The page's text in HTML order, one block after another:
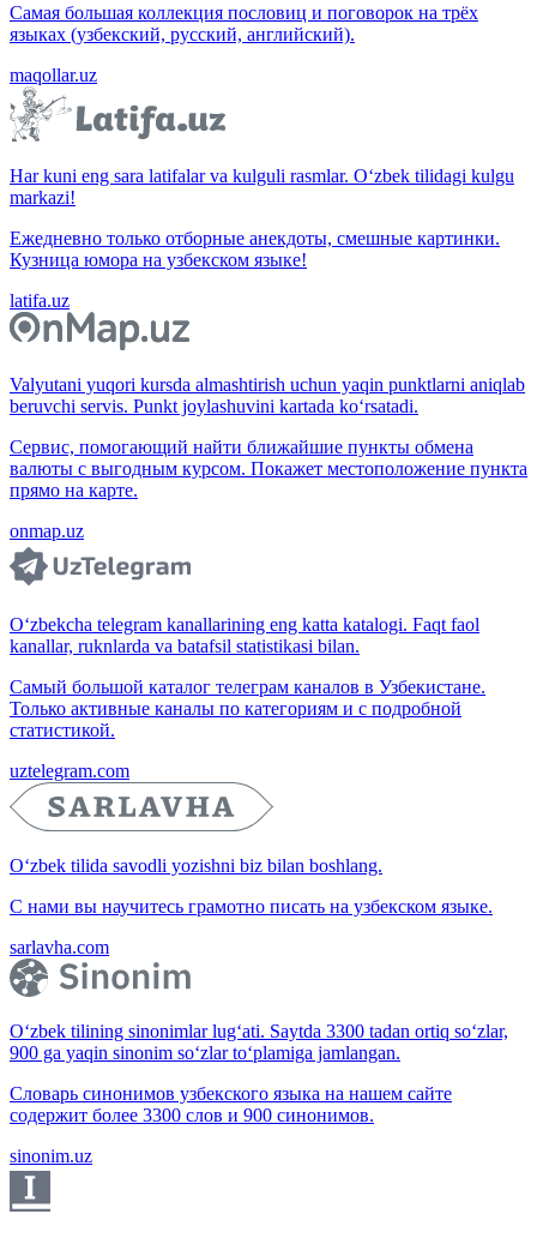
Самая большая коллекция пословиц и поговорок на трёх
языках (узбекский, русский, английский).
maqollar.uz
Har kuni eng sara latifalar va kulguli rasmlar. O‘zbek tilidagi kulgu
markazi!
Ежедневно только отборные анекдоты, смешные картинки.
Кузница юмора на узбекском языке!
latifa.uz
Valyutani yuqori kursda almashtirish uchun yaqin punktlarni aniqlab
beruvchi servis. Punkt joylashuvini kartada ko‘rsatadi.
Сервис, помогающий найти ближайшие пункты обмена
валюты с выгодным курсом. Покажет местоположение пункта
прямо на карте.
onmap.uz
O‘zbekcha telegram kanallarining eng katta katalogi. Faqt faol
kanallar, ruknlarda va batafsil statistikasi bilan.
Самый большой каталог телеграм каналов в Узбекистане.
Только активные каналы по категориям и с подробной
статистикой.
uztelegram.com
O‘zbek tilida savodli yozishni biz bilan boshlang.
С нами вы научитесь грамотно писать на узбекском языке.
sarlavha.com
O‘zbek tilining sinonimlar lug‘ati. Saytda 3300 tadan ortiq so‘zlar,
900 ga yaqin sinonim so‘zlar to‘plamiga jamlangan.
Словарь синонимов узбекского языка на нашем сайте
содержит более 3300 слов и 900 синонимов.
sinonim.uz